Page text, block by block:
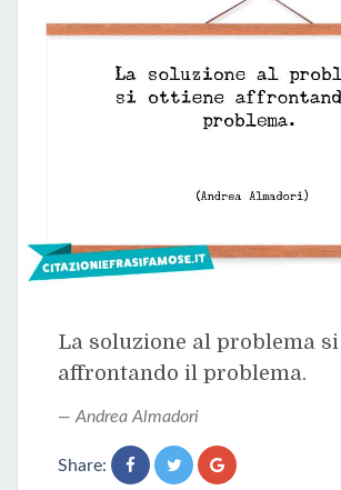
La soluzione al problema
affrontando il problema.
Andrea Almadori
Share: